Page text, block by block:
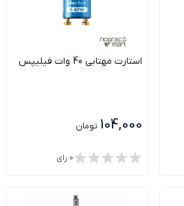
استارت مهتابی 40 وات فیلیپس
104,000 تومان
0 رای